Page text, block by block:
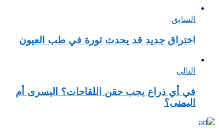
السابق
اختراق جديد قد يحدث ثورة في طب العيون
التالى
في أي ذراع يجب حقن اللقاحات؟ اليسرى أم
اليمنى؟